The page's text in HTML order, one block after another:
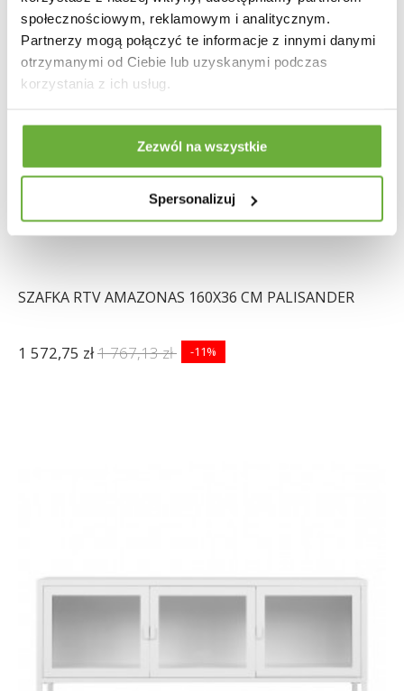
społecznościowym, reklamowym i analitycznym.
Partnerzy mogą połączyć te informacje z innymi danymi
otrzymanymi od Ciebie lub uzyskanymi podczas
korzystania z ich usług.
Zezwól na wszystkie
Spersonalizuj
SZAFKA RTV AMAZONAS 160X36 CM PALISANDER
1 572,75 zł1 767,13 zł -11%